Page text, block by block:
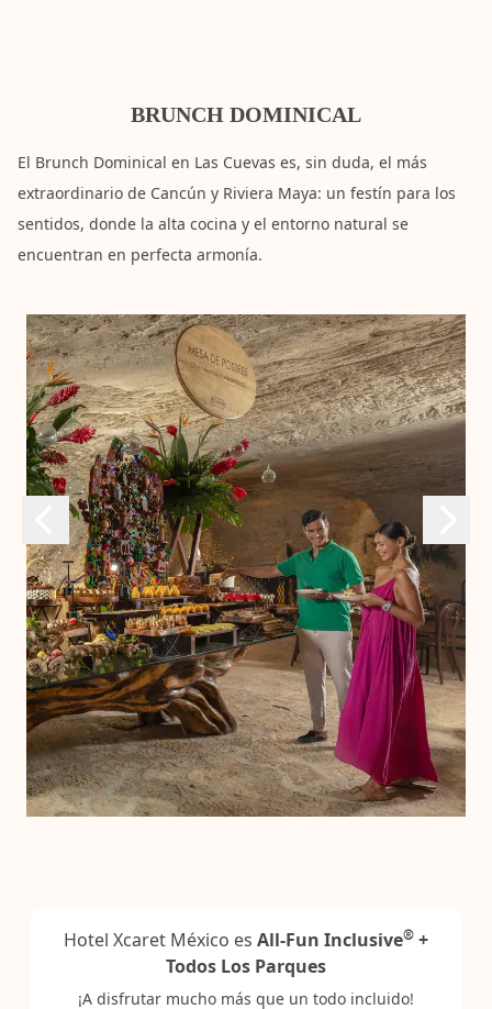
BRUNCH DOMINICAL
El Brunch Dominical en Las Cuevas es, sin duda, el más
extraordinario de Cancún y Riviera Maya: un festín para los
sentidos, donde la alta cocina y el entorno natural se
encuentran en perfecta armonía.
Hotel Xcaret México es All-Fun Inclusive® +
Todos Los Parques
¡A disfrutar mucho más que un todo incluido!